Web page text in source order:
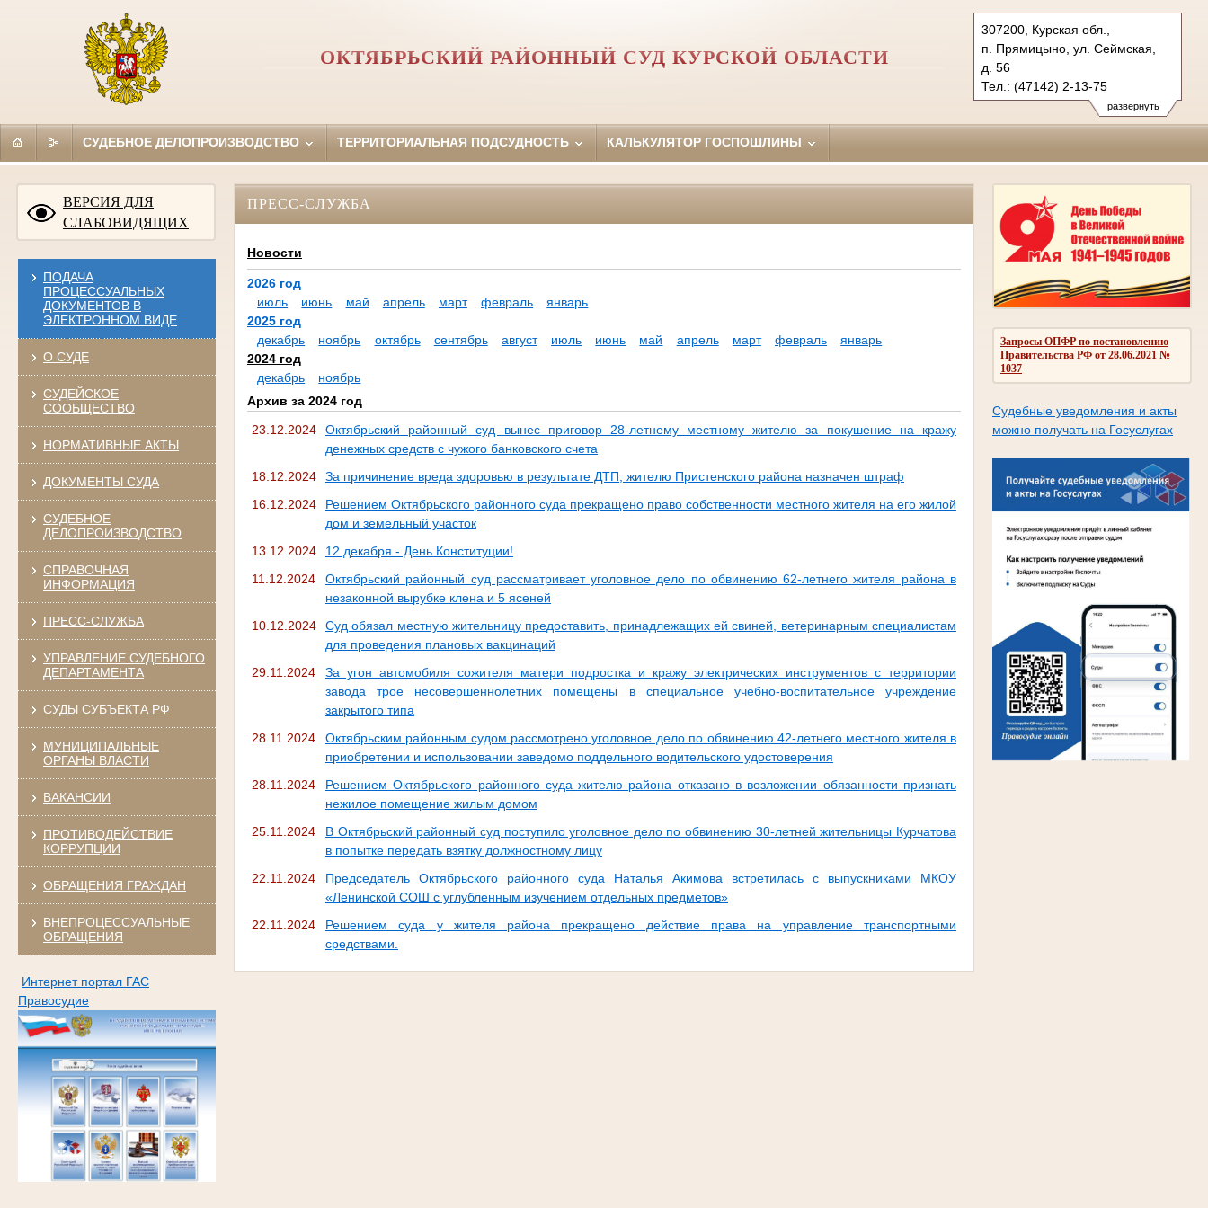
развернуть
307200, Курская обл.,
п. Прямицыно, ул. Сеймская,
д. 56
Тел.: (47142) 2-13-75
oktjabrsky.krs@sudrf.ru
ОКТЯБРЬСКИЙ РАЙОННЫЙ СУД КУРСКОЙ ОБЛАСТИ
СУДЕБНОЕ ДЕЛОПРОИЗВОДСТВО ТЕРРИТОРИАЛЬНАЯ ПОДСУДНОСТЬ КАЛЬКУЛЯТОР ГОСПОШЛИНЫ
ВЕРСИЯ ДЛЯ
СЛАБОВИДЯЩИХ
ПОДАЧА
ПРОЦЕССУАЛЬНЫХ
ДОКУМЕНТОВ В
ЭЛЕКТРОННОМ ВИДЕ
О СУДЕ
СУДЕЙСКОЕ
СООБЩЕСТВО
НОРМАТИВНЫЕ АКТЫ
ДОКУМЕНТЫ СУДА
СУДЕБНОЕ
ДЕЛОПРОИЗВОДСТВО
СПРАВОЧНАЯ
ИНФОРМАЦИЯ
ПРЕСС-СЛУЖБА
УПРАВЛЕНИЕ СУДЕБНОГО
ДЕПАРТАМЕНТА
СУДЫ СУБЪЕКТА РФ
МУНИЦИПАЛЬНЫЕ
ОРГАНЫ ВЛАСТИ
ВАКАНСИИ
ПРОТИВОДЕЙСТВИЕ
КОРРУПЦИИ
ОБРАЩЕНИЯ ГРАЖДАН
ВНЕПРОЦЕССУАЛЬНЫЕ
ОБРАЩЕНИЯ
Интернет портал ГАС
Правосудие
Запросы ОПФР по постановлению
Правительства РФ от 28.06.2021 №
1037
Судебные уведомления и акты
можно получать на Госуслугах
ПРЕСС-СЛУЖБА
Новости
2026 год
июль
июнь май апрель март февраль
январь
2025 год
декабрь
ноябрь октябрь сентябрь август июль июнь май апрель март февраль
январь
2024 год
декабрь
ноябрь
Архив за 2024 год
23.12.2024
Октябрьский районный суд вынес приговор 28-летнему местному жителю за покушение на кражу
денежных средств с чужого банковского счета
18.12.2024
За причинение вреда здоровью в результате ДТП, жителю Пристенского района назначен штраф
16.12.2024
Решением Октябрьского районного суда прекращено право собственности местного жителя на его жилой
дом и земельный участок
13.12.2024
12 декабря - День Конституции!
11.12.2024
Октябрьский районный суд рассматривает уголовное дело по обвинению 62-летнего жителя района в
незаконной вырубке клена и 5 ясеней
10.12.2024
Суд обязал местную жительницу предоставить, принадлежащих ей свиней, ветеринарным специалистам
для проведения плановых вакцинаций
29.11.2024
За угон автомобиля сожителя матери подростка и кражу электрических инструментов с территории
завода трое несовершеннолетних помещены в специальное учебно-воспитательное учреждение
закрытого типа
28.11.2024
Октябрьским районным судом рассмотрено уголовное дело по обвинению 42-летнего местного жителя в
приобретении и использовании заведомо поддельного водительского удостоверения
28.11.2024
Решением Октябрьского районного суда жителю района отказано в возложении обязанности признать
нежилое помещение жилым домом
25.11.2024
В Октябрьский районный суд поступило уголовное дело по обвинению 30-летней жительницы Курчатова
в попытке передать взятку должностному лицу
22.11.2024
Председатель Октябрьского районного суда Наталья Акимова встретилась с выпускниками МКОУ
«Ленинской СОШ с углубленным изучением отдельных предметов»
22.11.2024
Решением суда у жителя района прекращено действие права на управление транспортными
средствами.